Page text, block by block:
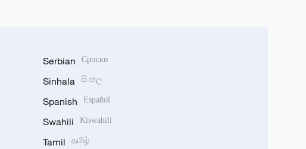
Serbian Српски
Sinhala සිංහල
Spanish Español
Swahili Kiswahili
Tamil தமிழ்